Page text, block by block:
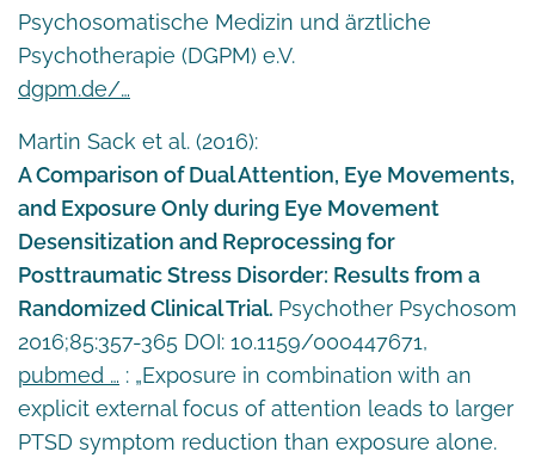
Psychosomatische Medizin und ärztliche
Psychotherapie (DGPM) e.V.
dgpm.de/…
Martin Sack et al. (2016):
A Comparison of Dual Attention, Eye Movements,
and Exposure Only during Eye Movement
Desensitization and Reprocessing for
Posttraumatic Stress Disorder: Results from a
Randomized Clinical Trial. Psychother Psychosom
2016;85:357-365 DOI: 10.1159/000447671,
pubmed … : „Exposure in combination with an
explicit external focus of attention leads to larger
PTSD symptom reduction than exposure alone.